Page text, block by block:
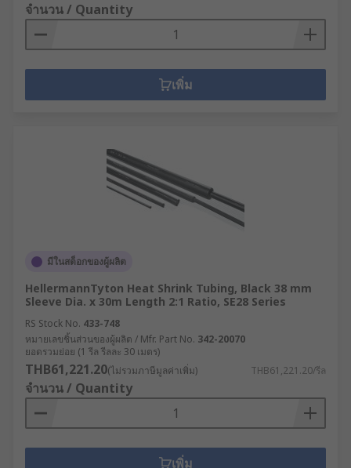
จำนวน / Quantity
เพิ่ม
มีในสต็อกของผู้ผลิต
HellermannTyton Heat Shrink Tubing, Black 38 mm
Sleeve Dia. x 30m Length 2:1 Ratio, SE28 Series
RS Stock No. 433-748
หมายเลขชิ้นส่วนของผู้ผลิต / Mfr. Part No. 342-20070
ยอดรวมย่อย (1 รีล รีลละ 30 เมตร)
THB61,221.20(ไม่รวมภาษีมูลค่าเพิ่ม) THB61,221.20/รีล
จำนวน / Quantity
เพิ่ม